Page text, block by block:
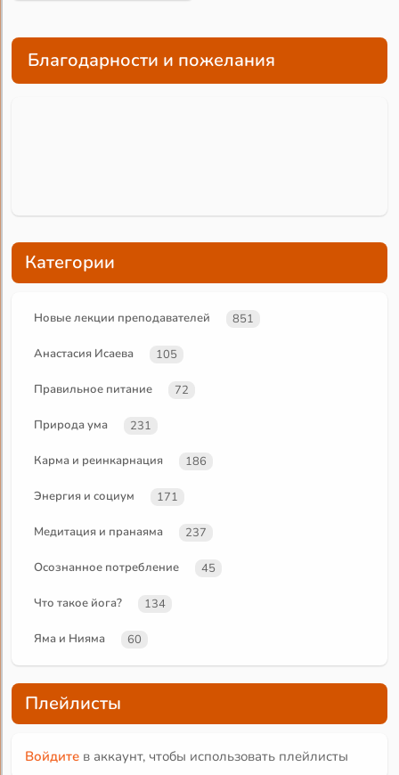
Благодарности и пожелания
Категории
Новые лекции преподавателей 851
Анастасия Исаева 105
Правильное питание 72
Природа ума 231
Карма и реинкарнация 186
Энергия и социум 171
Медитация и пранаяма 237
Осознанное потребление 45
Что такое йога? 134
Яма и Нияма 60
Плейлисты
Войдите в аккаунт, чтобы использовать плейлисты